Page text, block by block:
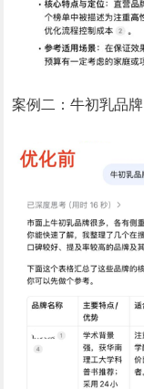
案例二：牛初乳品牌